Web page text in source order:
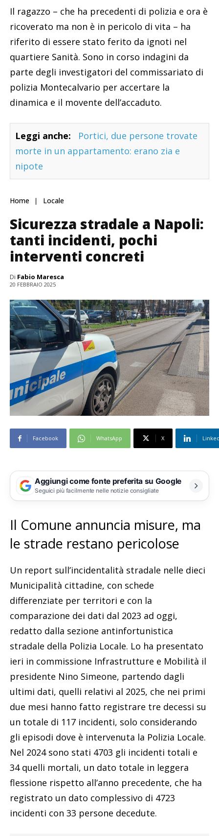
Il ragazzo – che ha precedenti di polizia e ora è
ricoverato ma non è in pericolo di vita – ha
riferito di essere stato ferito da ignoti nel
quartiere Sanità. Sono in corso indagini da
parte degli investigatori del commissariato di
polizia Montecalvario per accertare la
dinamica e il movente dell’accaduto.
Leggi anche:
Portici, due persone trovate
morte in un appartamento: erano zia e
nipote
Home Locale
Sicurezza stradale a Napoli:
tanti incidenti, pochi
interventi concreti
Di Fabio Maresca
20 FEBBRAIO 2025
Facebook WhatsApp X
Aggiungi come fonte preferita su Google
Seguici più facilmente nelle notizie consigliate
Il Comune annuncia misure, ma
le strade restano pericolose
Un report sull’incidentalità stradale nelle dieci
Municipalità cittadine, con schede
differenziate per territori e con la
comparazione dei dati dal 2023 ad oggi,
redatto dalla sezione antinfortunistica
stradale della Polizia Locale. Lo ha presentato
ieri in commissione Infrastrutture e Mobilità il
presidente Nino Simeone, partendo dagli
ultimi dati, quelli relativi al 2025, che nei primi
due mesi hanno fatto registrare tre decessi su
un totale di 117 incidenti, solo considerando
gli episodi dove è intervenuta la Polizia Locale.
Nel 2024 sono stati 4703 gli incidenti totali e
34 quelli mortali, un dato totale in leggera
flessione rispetto all’anno precedente, che ha
registrato un dato complessivo di 4723
incidenti con 33 persone decedute.